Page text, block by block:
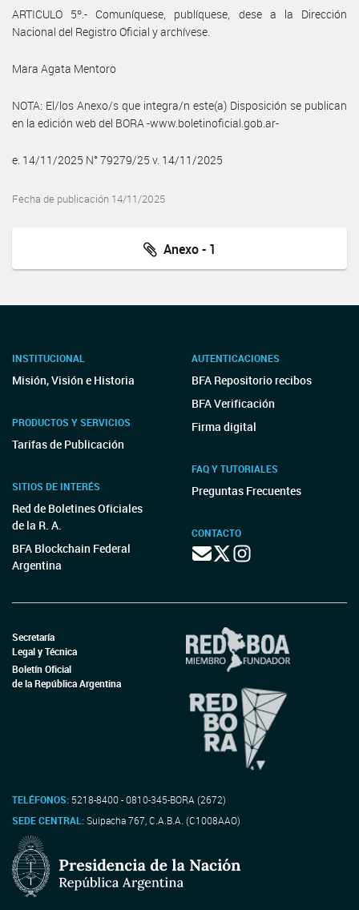
ARTICULO 5º.- Comuníquese, publíquese, dese a la Dirección
Nacional del Registro Oficial y archívese.
Mara Agata Mentoro
NOTA: El/los Anexo/s que integra/n este(a) Disposición se publican
en la edición web del BORA -www.boletinoficial.gob.ar-
e. 14/11/2025 N° 79279/25 v. 14/11/2025
Fecha de publicación 14/11/2025
Anexo - 1
INSTITUCIONAL
Misión, Visión e Historia
PRODUCTOS Y SERVICIOS
Tarifas de Publicación
SITIOS DE INTERÉS
Red de Boletines Oficiales
de la R. A.
BFA Blockchain Federal
Argentina
AUTENTICACIONES
BFA Repositorio recibos
BFA Verificación
Firma digital
FAQ Y TUTORIALES
Preguntas Frecuentes
CONTACTO
Secretaría
Legal y Técnica
Boletín Oficial
de la República Argentina
TELÉFONOS: 5218-8400 - 0810-345-BORA (2672)
SEDE CENTRAL:Suipacha 767, C.A.B.A. (C1008AAO)